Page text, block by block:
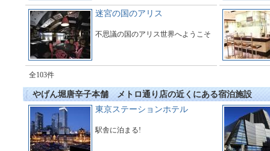
迷宮の国のアリス
不思議の国のアリス世界へようこそ
全103件
やげん堀唐辛子本舗 メトロ通り店の近くにある宿泊施設
東京ステーションホテル
駅舎に泊まる!